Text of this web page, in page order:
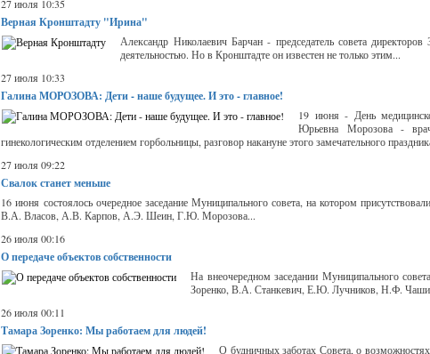
27 июля 10:35
Верная Кронштадту "Ирина"
Александр Николаевич Барчан - председатель совета
деятельностью. Но в Кронштадте он известен не только этим...
27 июля 10:33
Галина МОРОЗОВА: Дети - наше будущее. И это - главное!
19 июня - День
Юрьевна Морозова -
гинекологическим отделением горбольницы, разговор накануне этого замечательного
27 июля 09:22
Свалок станет меньше
16 июня состоялось очередное заседание Муниципального совета, на котором
В.А. Власов, А.В. Карпов, А.Э. Шеин, Г.Ю. Морозова...
26 июля 00:16
О передаче объектов собственности
На внеочередном заседании Муниципального
Зоренко, В.А. Станкевич, Е.Ю. Лучников, Н.Ф.
26 июля 00:11
Тамара Зоренко: Мы работаем для людей!
О будничных заботах Совета, о